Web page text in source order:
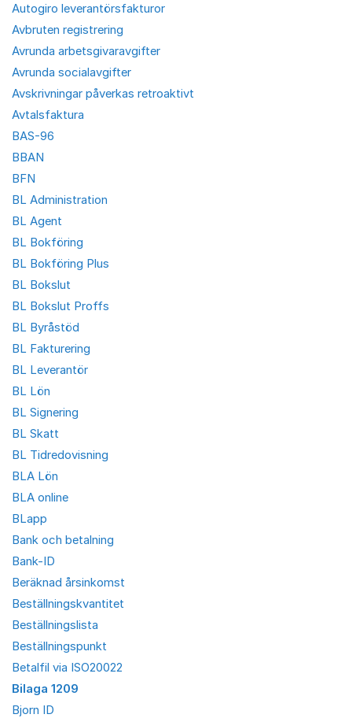
Autogiro leverantörsfakturor
Avbruten registrering
Avrunda arbetsgivaravgifter
Avrunda socialavgifter
Avskrivningar påverkas retroaktivt
Avtalsfaktura
BAS-96
BBAN
BFN
BL Administration
BL Agent
BL Bokföring
BL Bokföring Plus
BL Bokslut
BL Bokslut Proffs
BL Byråstöd
BL Fakturering
BL Leverantör
BL Lön
BL Signering
BL Skatt
BL Tidredovisning
BLA Lön
BLA online
BLapp
Bank och betalning
Bank-ID
Beräknad årsinkomst
Beställningskvantitet
Beställningslista
Beställningspunkt
Betalfil via ISO20022
Bilaga 1209
Bjorn ID